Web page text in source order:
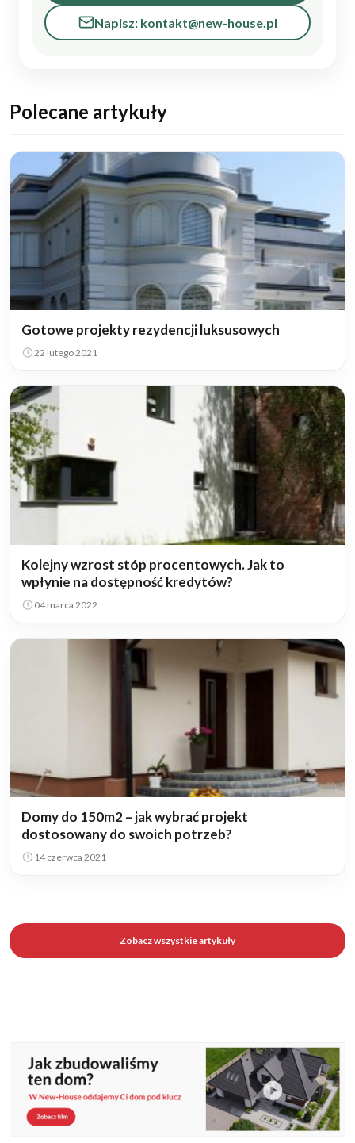
Napisz: kontakt@new-house.pl
Polecane artykuły
Gotowe projekty rezydencji luksusowych
22 lutego 2021
Kolejny wzrost stóp procentowych. Jak to
wpłynie na dostępność kredytów?
04 marca 2022
Domy do 150m2 – jak wybrać projekt
dostosowany do swoich potrzeb?
14 czerwca 2021
Zobacz wszystkie artykuły